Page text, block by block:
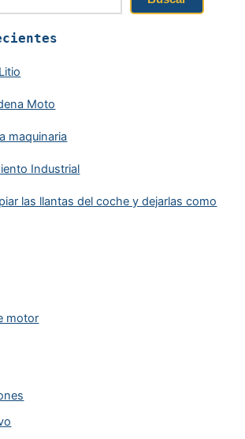
Moto
maquinaria
Industrial
las llantas del coche y dejarlas como
motor